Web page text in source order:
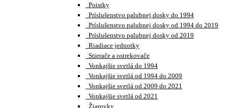
Poistky
Príslušenstvo palubnej dosky do 1994
Príslušenstvo palubnej dosky od 1994 do 2019
Príslušenstvo palubnej dosky od 2019
Riadiace jednotky
Stierače a ostrekovače
Vonkajšie svetlá do 1994
Vonkajšie svetlá od 1994 do 2009
Vonkajšie svetlá od 2009 do 2021
Vonkajšie svetlá od 2021
Žiarovky